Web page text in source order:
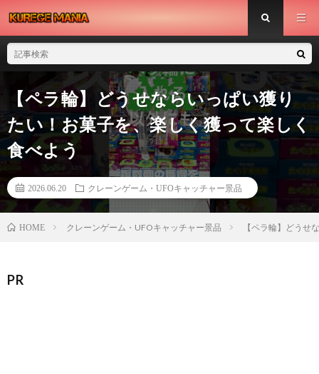
【ペラ輪】どうせならいっぱい獲り
たい！お菓子を、楽しく獲って楽しく
食べよう
2026.06.20 クレーンゲーム・UFOキャッチャー景品
HOME クレーンゲーム・UFOキャッチャー景品 【ペラ輪】どうせ
PR